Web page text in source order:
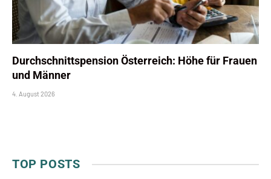
Durchschnittspension Österreich: Höhe für Frauen
und Männer
4. August 2026
TOP POSTS